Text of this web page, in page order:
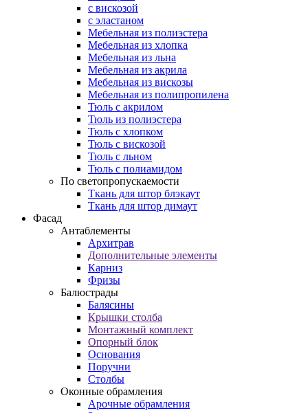
с вискозой
с эластаном
Мебельная из полиэстера
Мебельная из хлопка
Мебельная из льна
Мебельная из акрила
Мебельная из вискозы
Мебельная из полипропилена
Тюль с акрилом
Тюль из полиэстера
Тюль с хлопком
Тюль с вискозой
Тюль с льном
Тюль с полиамидом
По светопропускаемости
Ткань для штор блэкаут
Ткань для штор димаут
Фасад
Антаблементы
Архитрав
Дополнительные элементы
Карниз
Фризы
Балюстрады
Балясины
Крышки столба
Монтажный комплект
Опорный блок
Основания
Поручни
Столбы
Оконные обрамления
Арочные обрамления